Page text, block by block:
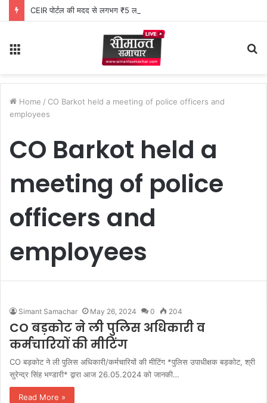
CEIR पोर्टल की मदद से लगभग ₹5 लाख मूल्य के 20 मोबाइल फोन बरामद
Home / CO Barkot held a meeting of police officers and
employees
CO Barkot held a
meeting of police
officers and
employees
Simant Samachar May 26, 2024 0 204
CO बड़कोट ने ली पुलिस अधिकारी व
कर्मचारियों की मीटिंग
CO बड़कोट ने ली पुलिस अधिकारी/कर्मचारियों की मीटिंग *पुलिस उपाधीक्षक बड़कोट, श्री
सुरेन्द्र सिंह भण्डारी* द्वारा आज 26.05.2024 को जानकी…
Read More »